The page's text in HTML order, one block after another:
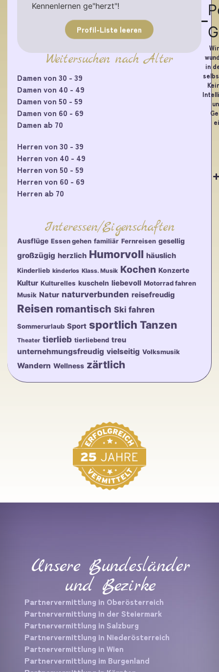
Kennenlernen ge"herzt"!
Profil-Liste leeren
Weitersuchen nach Alter
Damen von 30 - 39
Damen von 40 - 49
Damen von 50 - 59
Damen von 60 - 69
Damen ab 70
Herren von 30 - 39
Herren von 40 - 49
Herren von 50 - 59
Herren von 60 - 69
Herren ab 70
Interessen/Eigenschaften
Ausflüge Essen gehen familiär Fernreisen gesellig
großzügig herzlich Humorvoll häuslich
Kinderlieb kinderlos Klass. Musik Kochen Konzerte
Kultur Kulturelles kuscheln liebevoll Motorrad fahren
Musik Natur naturverbunden reisefreudig
Reisen romantisch Ski fahren
Sommerurlaub Sport sportlich Tanzen
Theater tierlieb tierliebend treu
unternehmungsfreudig vielseitig Volksmusik
Wandern Wellness zärtlich
in
Unsere Bundesländer
und Bezirke
Partnervermittlung in Oberösterreich
Partnervermittlung in der Steiermark
Partnervermittlung in Salzburg
Partnervermittlung in Niederösterreich
Partnervermittlung in Wien
Partnervermittlung im Burgenland